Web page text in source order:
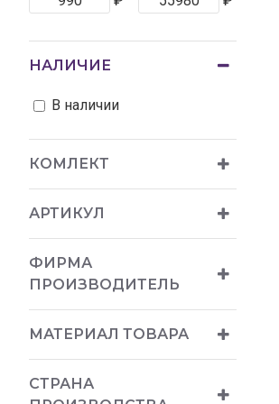
КОМЛЕКТ
АРТИКУЛ
ФИРМА
ПРОИЗВОДИТЕЛЬ
МАТЕРИАЛ ТОВАРА
СТРАНА
НАЛИЧИЕ
В наличии